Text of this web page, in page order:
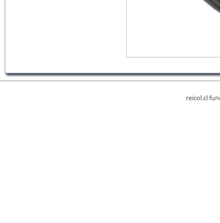
reicol.cl